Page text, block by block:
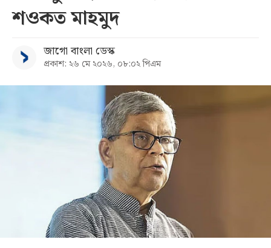
বিভাগ
কনভার্টার
শওকত মাহমুদ
জাগো বাংলা ডেস্ক
প্রকাশ: ২৬ মে ২০২৬, ০৮:০২ পিএম